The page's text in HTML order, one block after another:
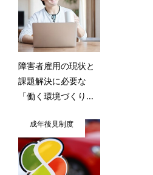
障害者雇用の現状と
課題解決に必要な
「働く環境づくり...
成年後見制度